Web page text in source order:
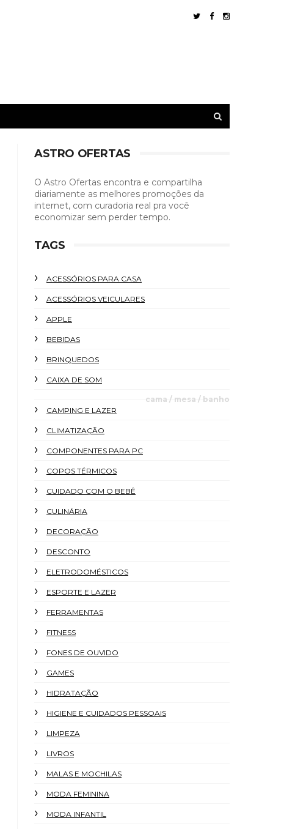
ASTRO OFERTAS
O Astro Ofertas encontra e compartilha
diariamente as melhores promoções da
internet, com curadoria real pra você
economizar sem perder tempo.
TAGS
ACESSÓRIOS PARA CASA
ACESSÓRIOS VEICULARES
APPLE
BEBIDAS
BRINQUEDOS
CAIXA DE SOM
cama / mesa / banho
CAMPING E LAZER
CLIMATIZAÇÃO
COMPONENTES PARA PC
COPOS TÉRMICOS
CUIDADO COM O BEBÊ
CULINÁRIA
DECORAÇÃO
DESCONTO
ELETRODOMÉSTICOS
ESPORTE E LAZER
FERRAMENTAS
FITNESS
FONES DE OUVIDO
GAMES
HIDRATAÇÃO
HIGIENE E CUIDADOS PESSOAIS
LIMPEZA
LIVROS
MALAS E MOCHILAS
MODA FEMININA
MODA INFANTIL